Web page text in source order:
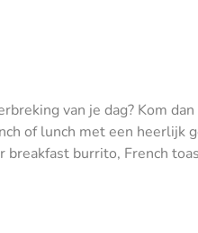
van je dag? Kom
of lunch met een heerlijk
burrito, French